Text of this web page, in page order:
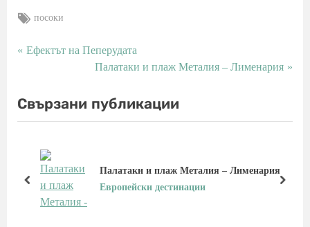
Tags:
посоки
Навигация
P
v
P
Ефектът на Пеперудата
N
x
Палатаки и плаж Металия – Лименария
Свързани публикации
Палатаки и плаж Металия – Лименария
Европейски дестинации
prev next